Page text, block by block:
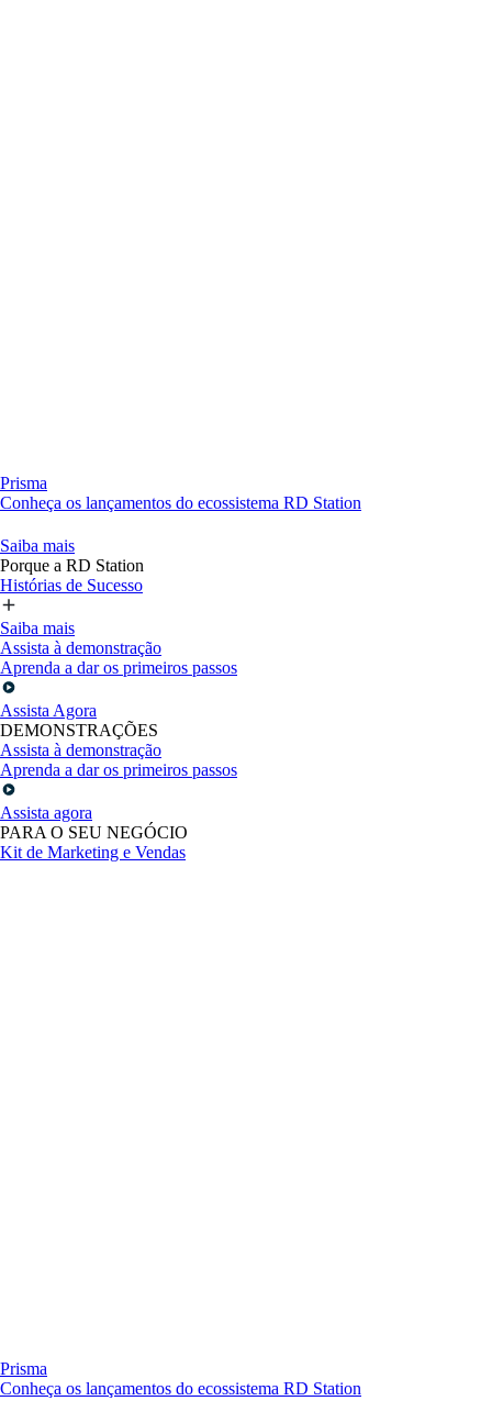
Prisma
Conheça os lançamentos do ecossistema RD Station
Saiba mais
Porque a RD Station
Histórias de Sucesso
Saiba mais
Assista à demonstração
Aprenda a dar os primeiros passos
Assista Agora
DEMONSTRAÇÕES
Assista à demonstração
Aprenda a dar os primeiros passos
Assista agora
PARA O SEU NEGÓCIO
Kit de Marketing e Vendas
Prisma
Conheça os lançamentos do ecossistema RD Station